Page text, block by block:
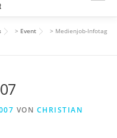
DOWNLOADS
> Event > Medienjob-Infotag
VON CHRISTIAN